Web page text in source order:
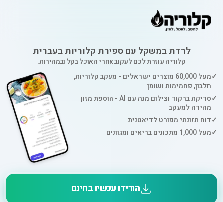
לרדת במשקל עם ספירת קלוריות בעברית
קלוריה עוזרת לכם לעקוב אחרי האוכל בקל ובמהירות.
✓
מעל 60,000 מוצרים ישראלים - מעקב קלוריות,
חלבון, פחמימות ושומן
✓
סריקת ברקוד וצילום מנה עם AI - הוספת מזון
מהירה למעקב
✓דוח תזונתי מפורט לדיאטנית
✓מעל 1,000 מתכונים בריאים ומגוונים
הורידו עכשיו בחינם